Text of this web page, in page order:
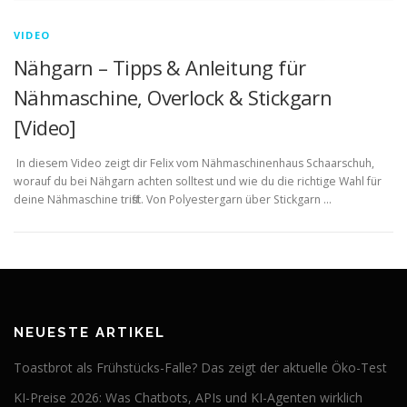
VIDEO
Nähgarn – Tipps & Anleitung für
Nähmaschine, Overlock & Stickgarn
[Video]
In diesem Video zeigt dir Felix vom Nähmaschinenhaus Schaarschuh,
worauf du bei Nähgarn achten solltest und wie du die richtige Wahl für
deine Nähmaschine triffst. Von Polyestergarn über Stickgarn …
NEUESTE ARTIKEL
Toastbrot als Frühstücks-Falle? Das zeigt der aktuelle Öko-Test
KI-Preise 2026: Was Chatbots, APIs und KI-Agenten wirklich